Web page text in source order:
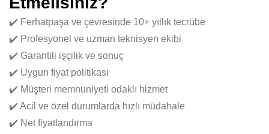
✔️ Ferhatpaşa ve çevresinde 10+ yıllık tecrübe
✔️ Profesyonel ve uzman teknisyen ekibi
✔️ Garantili işçilik ve sonuç
✔️ Uygun fiyat politikası
✔️ Müşteri memnuniyeti odaklı hizmet
✔️ Acil ve özel durumlarda hızlı müdahale
✔️ Net fiyatlandırma